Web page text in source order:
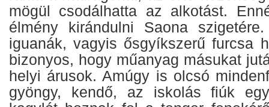
mögül csodálhatta az alkotást.
élmény kirándulni Saona
iguanák, vagyis ősgyíkszerű furcsa
bizonyos, hogy műanyag másukat
helyi árusok. Amúgy is olcsó
gyöngy, kendő, az iskolás fiúk